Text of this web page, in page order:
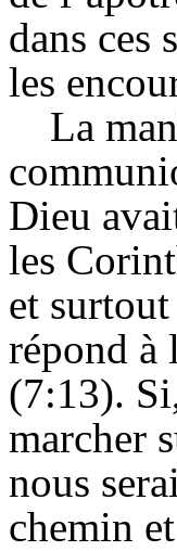
dans ces
les
La
Dieu
les
et
répond à
(7:13).
marcher
nous
chemin